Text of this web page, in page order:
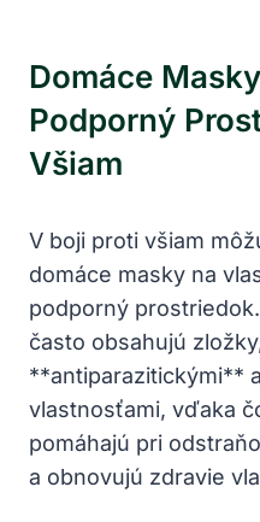
Domáce
Podporný
Všiam
V boji proti všiam
domáce masky na
podporný
často obsahujú
**antiparazitickými**
vlastnosťami, vďaka
pomáhajú pri
a obnovujú zdravie